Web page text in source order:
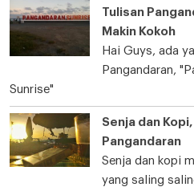
Tulisan
Makin Kokoh
Hai Guys, ada
Pangandaran,
Sunrise"
Senja dan
Pangandaran
Senja dan kopi
yang saling